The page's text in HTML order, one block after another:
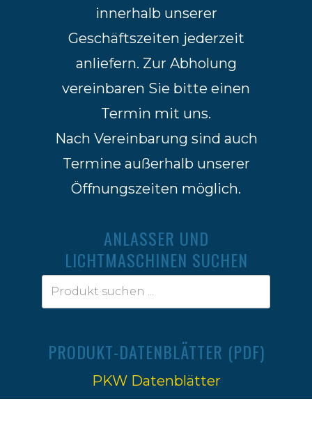
innerhalb unserer
Geschäftszeiten jederzeit
anliefern. Zur Abholung
vereinbaren Sie bitte einen
Termin mit uns.
Nach Vereinbarung sind auch
Termine außerhalb unserer
Öffnungszeiten möglich.
ANLASSER UND
LICHTMASCHINEN SUCHEN
PRODUKT-DATENBLÄTTER (PDF)
PKW Datenblätter